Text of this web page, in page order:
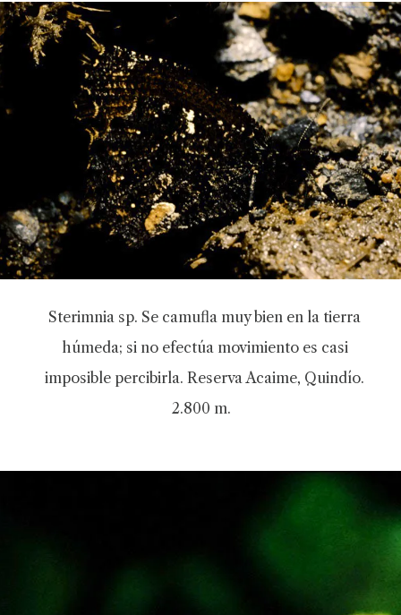
Sterimnia sp. Se camufla muy bien en la tierra
húmeda; si no efectúa movimiento es casi
imposible percibirla. Reserva Acaime, Quindío.
2.800 m.